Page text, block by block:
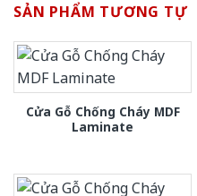
SẢN PHẨM TƯƠNG TỰ
Cửa Gỗ Chống Cháy MDF
Laminate